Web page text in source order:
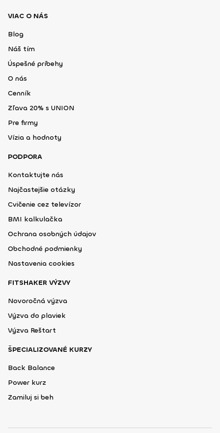
VIAC O NÁS
Blog
Náš tím
Úspešné príbehy
O nás
Cenník
Zľava 20% s UNION
Pre firmy
Vízia a hodnoty
PODPORA
Kontaktujte nás
Najčastejšie otázky
Cvičenie cez televízor
BMI kalkulačka
Ochrana osobných údajov
Obchodné podmienky
Nastavenia cookies
FITSHAKER VÝZVY
Novoročná výzva
Výzva do plaviek
Výzva Reštart
ŠPECIALIZOVANÉ KURZY
Back Balance
Power kurz
Zamiluj si beh